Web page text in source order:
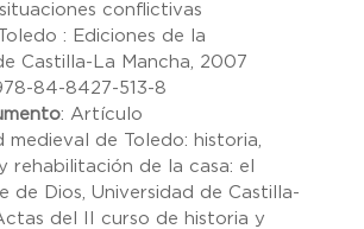
conflictivas
Toledo : Ediciones de la
Castilla-La Mancha, 2007
84-8427-513-8
: Artículo
medieval de Toledo: historia,
rehabilitación de la casa: el
de Dios, Universidad de Castilla-
del II curso de historia y